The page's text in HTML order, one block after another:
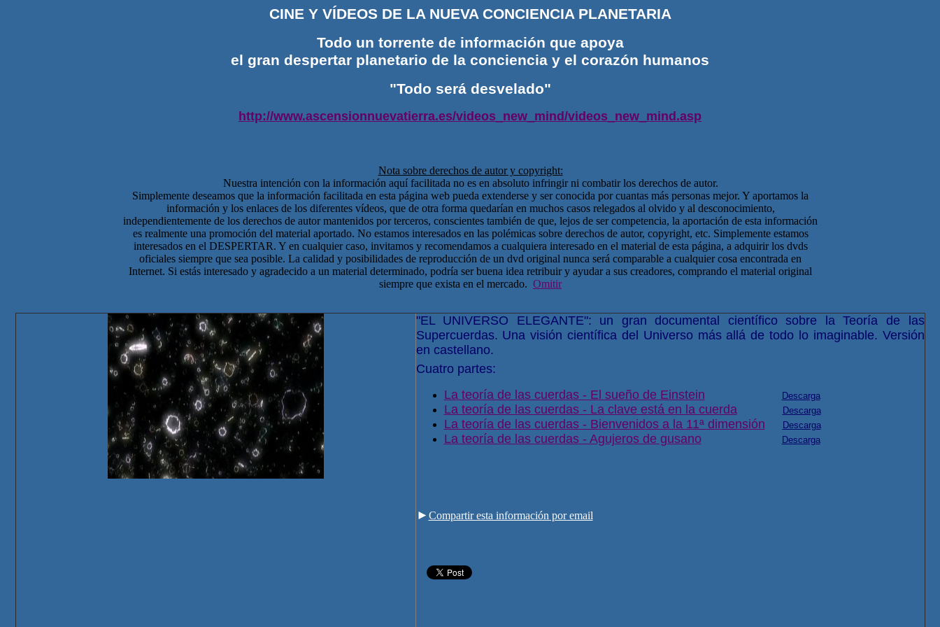
CINE Y VÍDEOS DE LA NUEVA CONCIENCIA PLANETARIA
Todo un torrente de información que apoya
el gran despertar planetario de la conciencia y el corazón humanos
"Todo será desvelado"
http://www.ascensionnuevatierra.es/videos_new_mind/videos_new_mind.asp
"EL UNIVERSO ELEGANTE": un gran documental científico sobre la Teoría de las
Supercuerdas. Una visión científica del Universo más allá de todo lo imaginable. Versión
en castellano.
Cuatro partes:
La teoría de las cuerdas - El sueño de Einstein
Descarga
La teoría de las cuerdas - La clave está en la cuerda Descarga
La teoría de las cuerdas - Bienvenidos a la 11ª dimensión Descarga
La teoría de las cuerdas - Agujeros de gusano Descarga
► Compartir esta información por email